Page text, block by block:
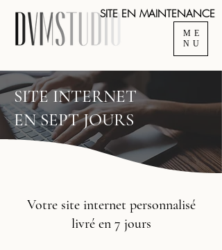
ME
NU
SITE EN MAINTENANCE
SITE INTERNET
EN SEPT JOURS
Votre site internet personnalisé
livré en 7 jours